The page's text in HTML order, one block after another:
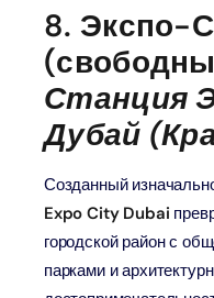
8. Экспо-
Станция
Дубай
Созданный
Expo City Dubai
городской район с
парками и